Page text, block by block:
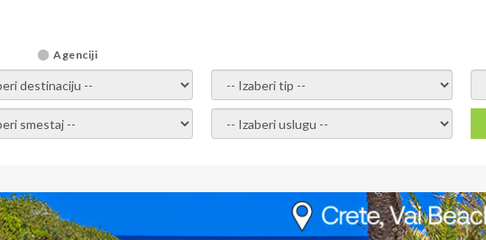
Agenciji
destinaciju - - izaberi tip -
smestaj - - Izaberite uslugu -